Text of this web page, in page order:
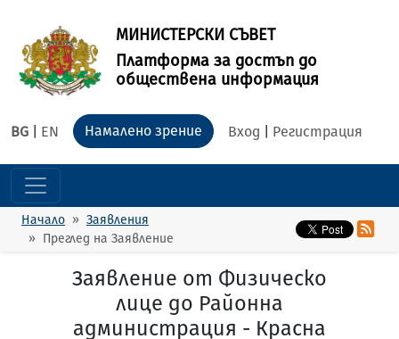
МИНИСТЕРСКИ СЪВЕТ
Платформа за достъп до
обществена информация
BG EN Вход Регистрация
Намалено зрение
Начало
Заявления
Преглед на Заявление
Заявление от Физическо
лице до Районна
администрация - Красна